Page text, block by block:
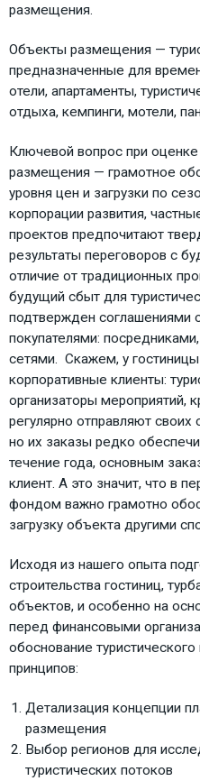
размещения.
Объекты размещения —
предназначенные для
отели, апартаменты,
отдыха, кемпинги, мотели,
Ключевой вопрос при
размещения — грамотное
уровня цен и загрузки по
корпорации развития,
проектов предпочитают
результаты переговоров с
отличие от традиционных
будущий сбыт для
подтвержден соглашениями
покупателями:
сетями. Скажем, у
корпоративные клиенты:
организаторы мероприятий,
регулярно отправляют
но их заказы редко
течение года, основным
клиент. А это значит, что в
фондом важно грамотно
загрузку объекта другими
Исходя из нашего опыта
строительства гостиниц,
объектов, и особенно на
перед финансовыми
обоснование
принципов:
Детализация концепции
размещения
Выбор регионов для
туристических потоков